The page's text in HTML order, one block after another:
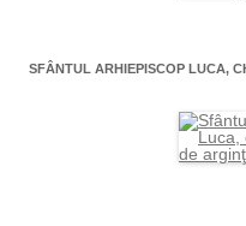
SFÂNTUL ARHIEPISCOP LUCA,